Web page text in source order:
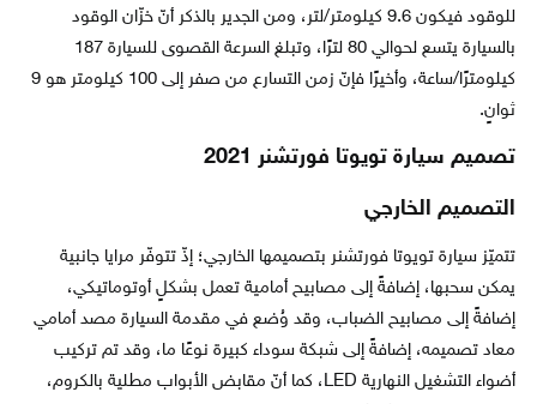
للوقود فيكون 9.6 كيلومتر/لتر، ومن الجدير بالذكر أنّ خزّان الوقود
بالسيارة يتسع لحوالي 80 لترًا، وتبلغ السرعة القصوى للسيارة 187
كيلومترًا/ساعة، وأخيرًا فإنّ زمن التسارع من صفر إلى 100 كيلومتر هو 9
ثوانٍ.
تصميم سيارة تويوتا فورتشنر 2021
التصميم الخارجي
تتميّز سيارة تويوتا فورتشنر بتصميمها الخارجي؛ إذّ تتوفّر مرايا جانبية
يمكن سحبها، إضافةً إلى مصابيح أمامية تعمل بشكلٍ أوتوماتيكي،
إضافةً إلى مصابيح الضباب، وقد وُضع في مقدمة السيارة مصد أمامي
معاد تصميمه، إضافةً إلى شبكة سوداء كبيرة نوعًا ما، وقد تم تركيب
أضواء التشغيل النهارية LED، كما أنّ مقابض الأبواب مطلية بالكروم،